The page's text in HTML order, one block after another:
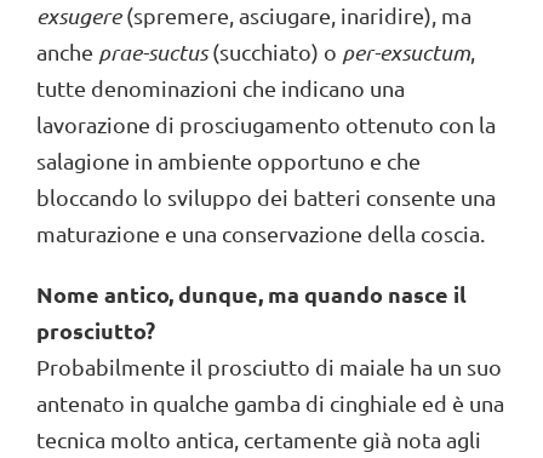
exsugere(spremere, asciugare, inaridire), ma
anche prae-suctus(succhiato) o per-exsuctum
tutte denominazioni che indicano una
lavorazione di prosciugamento ottenuto con la
salagione in ambiente opportuno e che
bloccando lo sviluppo dei batteri consente una
maturazione e una conservazione della coscia.
Nome antico, dunque, ma quando nasce il
prosciutto?
Probabilmente il prosciutto di maiale ha un suo
antenato in qualche gamba di cinghiale ed è una
tecnica molto antica, certamente già nota agli